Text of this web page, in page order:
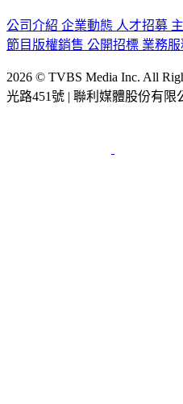
公司介紹 企業動態 人才招募
節目版權銷售 公開招標 業務
2026 © TVBS Media Inc. All
光路451號 | 聯利媒體股份有限